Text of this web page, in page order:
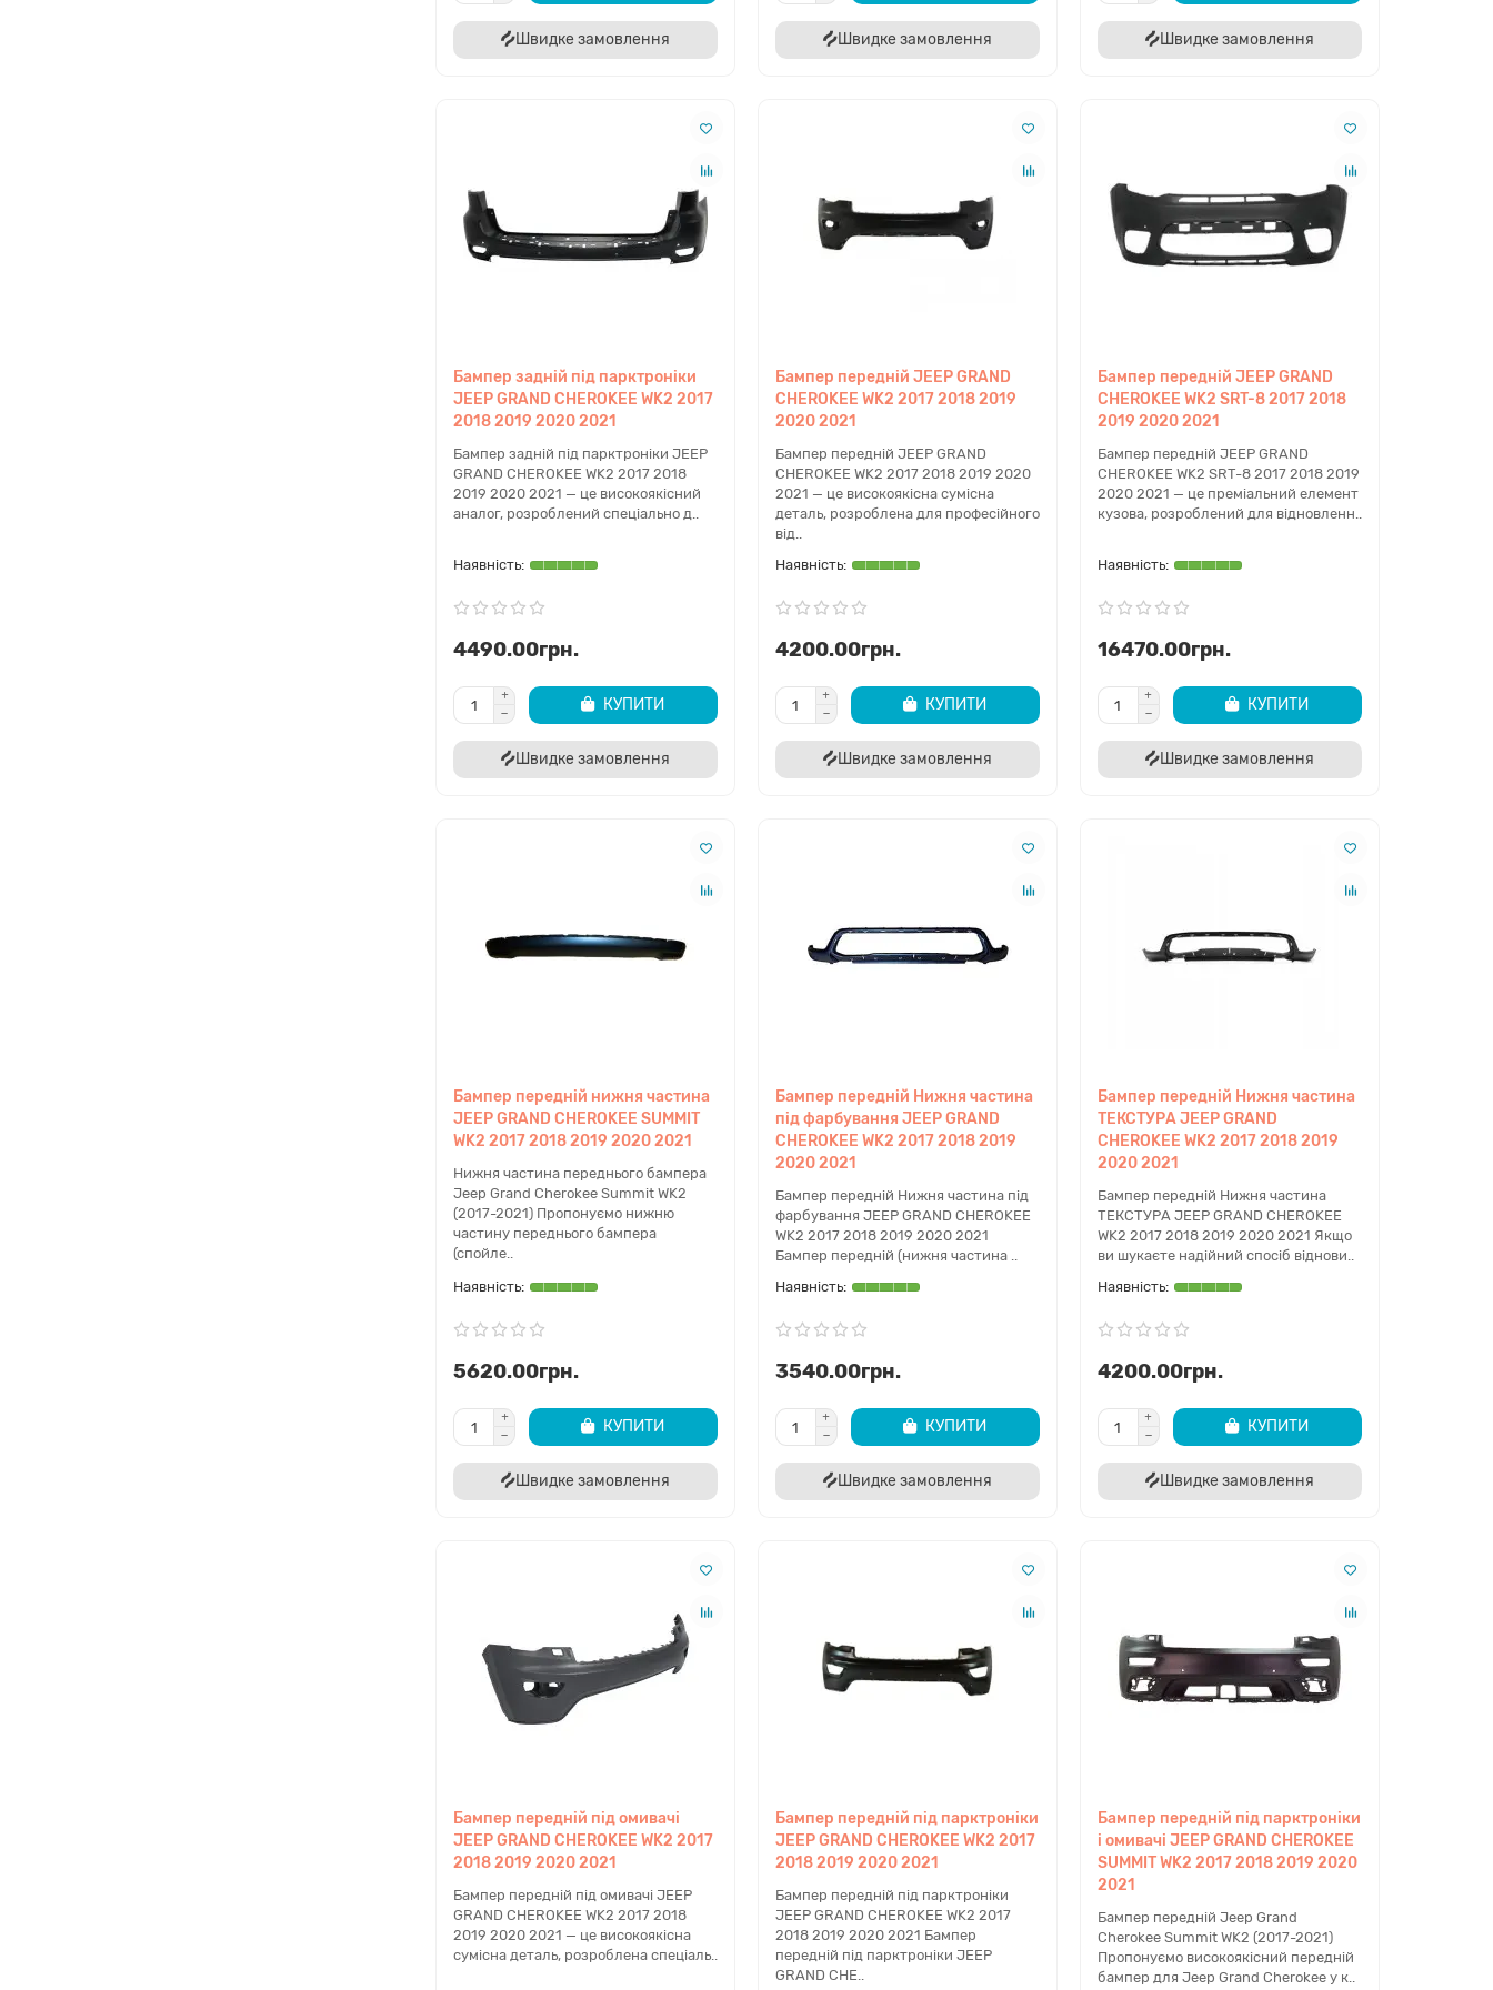
Швидке замовлення Швидке замовлення Швидке замовлення
Бампер задній під парктроніки
JEEP GRAND CHEROKEE WK2 2017
2018 2019 2020 2021
Бампер задній під парктроніки JEEP
GRAND CHEROKEE WK2 2017 2018
2019 2020 2021 — це високоякісний
аналог, розроблений спеціально д..
4490.00грн.
КУПИТИ
Швидке замовлення
Бампер передній JEEP GRAND
CHEROKEE WK2 2017 2018 2019
2020 2021
Бампер передній JEEP GRAND
CHEROKEE WK2 2017 2018 2019 2020
2021 — це високоякісна сумісна
деталь, розроблена для професійного
від..
4200.00грн.
КУПИТИ
Швидке замовлення
Бампер передній JEEP GRAND
CHEROKEE WK2 SRT-8 2017 2018
2019 2020 2021
Бампер передній JEEP GRAND
CHEROKEE WK2 SRT-8 2017 2018 2019
2020 2021 — це преміальний елемент
кузова, розроблений для відновленн..
16470.00грн.
КУПИТИ
Швидке замовлення
Бампер передній нижня частина
JEEP GRAND CHEROKEE SUMMIT
WK2 2017 2018 2019 2020 2021
Нижня частина переднього бампера
Jeep Grand Cherokee Summit WK2
(2017-2021) Пропонуємо нижню
частину переднього бампера
(спойле..
5620.00грн.
КУПИТИ
Швидке замовлення
Бампер передній Нижня частина
під фарбування JEEP GRAND
CHEROKEE WK2 2017 2018 2019
2020 2021
Бампер передній Нижня частина під
фарбування JEEP GRAND CHEROKEE
WK2 2017 2018 2019 2020 2021
Бампер передній (нижня частина ..
3540.00грн.
КУПИТИ
Швидке замовлення
Бампер передній Нижня частина
ТЕКСТУРА JEEP GRAND
CHEROKEE WK2 2017 2018 2019
2020 2021
Бампер передній Нижня частина
ТЕКСТУРА JEEP GRAND CHEROKEE
WK2 2017 2018 2019 2020 2021 Якщо
ви шукаєте надійний спосіб віднови..
4200.00грн.
КУПИТИ
Швидке замовлення
Бампер передній під омивачі
JEEP GRAND CHEROKEE WK2 2017
2018 2019 2020 2021
Бампер передній під омивачі JEEP
GRAND CHEROKEE WK2 2017 2018
2019 2020 2021 — це високоякісна
сумісна деталь, розроблена спеціаль..
Бампер передній під парктроніки
JEEP GRAND CHEROKEE WK2 2017
2018 2019 2020 2021
Бампер передній під парктроніки
JEEP GRAND CHEROKEE WK2 2017
2018 2019 2020 2021 Бампер
передній під парктроніки JEEP
GRAND CHE..
Бампер передній під парктроніки
і омивачі JEEP GRAND CHEROKEE
SUMMIT WK2 2017 2018 2019 2020
2021
Бампер передній Jeep Grand
Cherokee Summit WK2 (2017-2021)
Пропонуємо високоякісний передній
бампер для Jeep Grand Cherokee у к..